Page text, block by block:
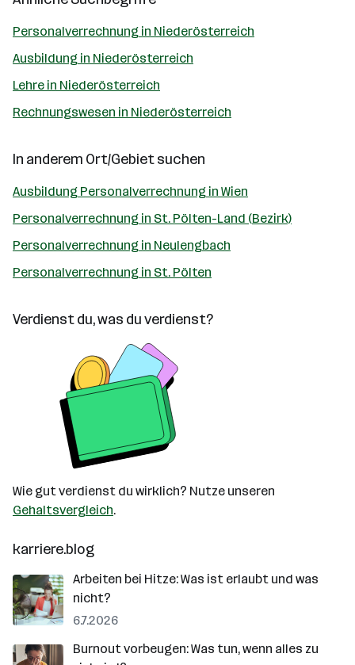
Personalverrechnung in Niederösterreich
Ausbildung in Niederösterreich
Lehre in Niederösterreich
Rechnungswesen in Niederösterreich
In anderem Ort/Gebiet suchen
Ausbildung Personalverrechnung in Wien
Personalverrechnung in St. Pölten-Land (Bezirk)
Personalverrechnung in Neulengbach
Personalverrechnung in St. Pölten
Verdienst du, was du verdienst?
Wie gut verdienst du wirklich? Nutze unseren
Gehaltsvergleich.
karriere.blog
Arbeiten bei Hitze: Was ist erlaubt und was
nicht?
6.7.2026
Burnout vorbeugen: Was tun, wenn alles zu